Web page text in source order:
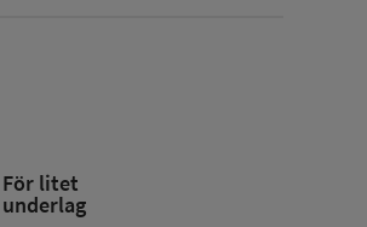
För litet
underlag